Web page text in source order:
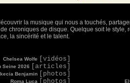
la musique qui nous a touchés,
chroniques de disque. Quelque soit le
la sincérité et le talent.
Chelsea Wolfe [vidéos]
Seine 2026 [articles]
Benjamin [photos]
Roma Luca [photos]